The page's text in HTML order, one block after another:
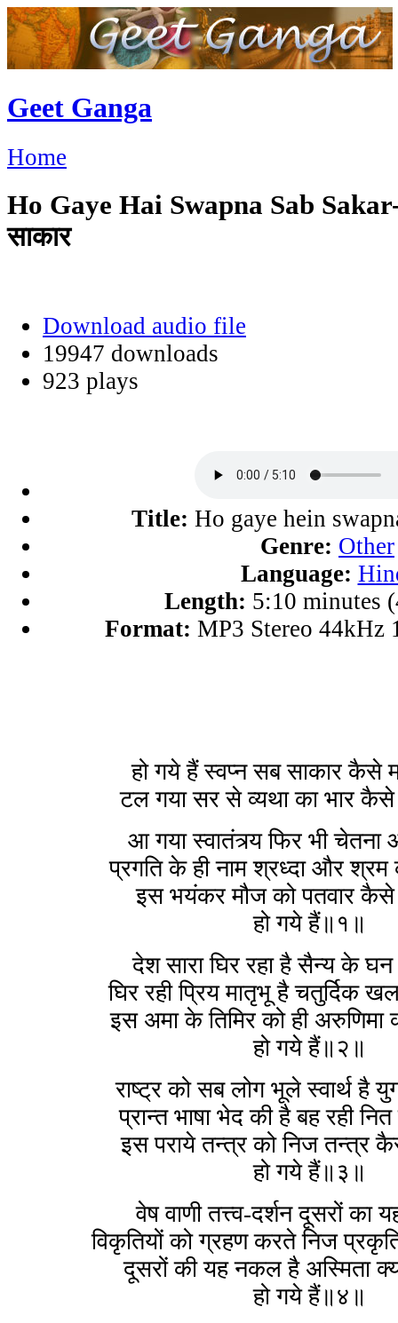
Geet Ganga
Home
Ho Gaye Hai Swapna Sab
साकार
Download audio file
19947 downloads
923 plays
Title: Ho gaye hein
Genre: Other
Language:
Length: 5:10 minutes
Format: MP3 Stereo 44kHz
हो गये हैं स्वप्न सब साकार कैसे
टल गया सर से व्यथा का भार
आ गया स्वातंत्र्य फिर भी
प्रगति के ही नाम श्रध्दा और श्रम
इस भयंकर मौज को पतवार कैसे
हो गये हैं॥१॥
देश सारा घिर रहा है सैन्य के
घिर रही प्रिय मातृभू है चतुर्दिक
इस अमा के तिमिर को ही अरुणिमा
हो गये हैं॥२॥
राष्ट्र को सब लोग भूले स्वार्थ है
प्रान्त भाषा भेद की है बह रही
इस पराये तन्त्र को निज तन्त्र
हो गये हैं॥३॥
वेष वाणी तत्त्व-दर्शन दूसरों का
विकृतियों को ग्रहण करते निज
दूसरों की यह नकल है अस्मिता
हो गये हैं॥४॥